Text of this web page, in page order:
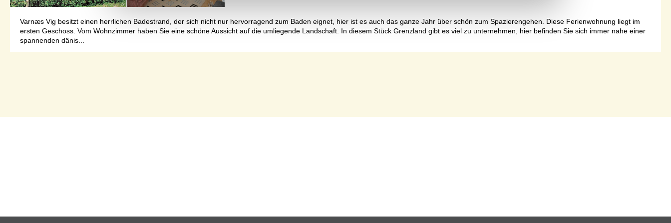
Varnæs Vig besitzt einen herrlichen Badestrand, der sich nicht nur hervorragend zum Baden eignet, hier ist es auch das ganze Jahr über schön zum Spazierengehen. Diese Ferienwohnung liegt im
ersten Geschoss. Vom Wohnzimmer haben Sie eine schöne Aussicht auf die umliegende Landschaft. In diesem Stück Grenzland gibt es viel zu unternehmen, hier befinden Sie sich immer nahe einer
spannenden dänis...